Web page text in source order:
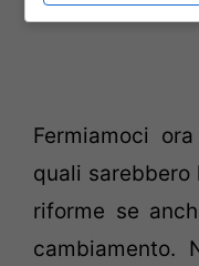
Fermiamoci
quali sarebbero
riforme se
cambiamento.